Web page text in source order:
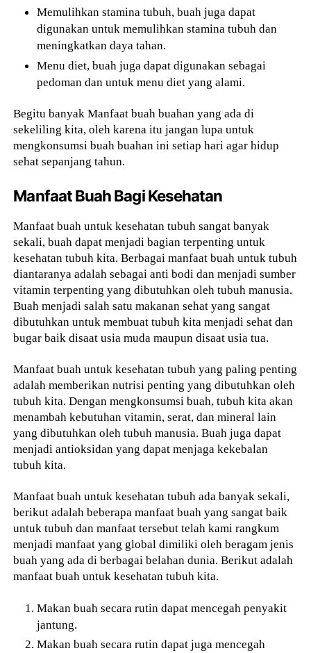
Memulihkan stamina tubuh, buah juga dapat
digunakan untuk memulihkan stamina tubuh dan
meningkatkan daya tahan.
Menu diet, buah juga dapat digunakan sebagai
pedoman dan untuk menu diet yang alami.
Begitu banyak Manfaat buah buahan yang ada di
sekeliling kita, oleh karena itu jangan lupa untuk
mengkonsumsi buah buahan ini setiap hari agar hidup
sehat sepanjang tahun.
Manfaat Buah Bagi Kesehatan
Manfaat buah untuk kesehatan tubuh sangat banyak
sekali, buah dapat menjadi bagian terpenting untuk
kesehatan tubuh kita. Berbagai manfaat buah untuk tubuh
diantaranya adalah sebagai anti bodi dan menjadi sumber
vitamin terpenting yang dibutuhkan oleh tubuh manusia.
Buah menjadi salah satu makanan sehat yang sangat
dibutuhkan untuk membuat tubuh kita menjadi sehat dan
bugar baik disaat usia muda maupun disaat usia tua.
Manfaat buah untuk kesehatan tubuh yang paling penting
adalah memberikan nutrisi penting yang dibutuhkan oleh
tubuh kita. Dengan mengkonsumsi buah, tubuh kita akan
menambah kebutuhan vitamin, serat, dan mineral lain
yang dibutuhkan oleh tubuh manusia. Buah juga dapat
menjadi antioksidan yang dapat menjaga kekebalan
tubuh kita.
Manfaat buah untuk kesehatan tubuh ada banyak sekali,
berikut adalah beberapa manfaat buah yang sangat baik
untuk tubuh dan manfaat tersebut telah kami rangkum
menjadi manfaat yang global dimiliki oleh beragam jenis
buah yang ada di berbagai belahan dunia. Berikut adalah
manfaat buah untuk kesehatan tubuh kita.
Makan buah secara rutin dapat mencegah penyakit
jantung.
Makan buah secara rutin dapat juga mencegah